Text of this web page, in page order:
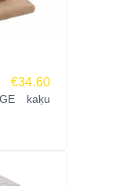
€34.60
kaķu